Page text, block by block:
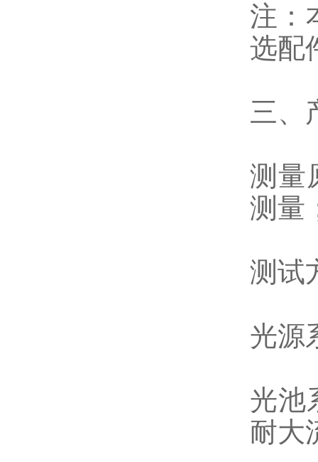
注：
选配
三、
测量
测量
测试
光源
光池
耐大